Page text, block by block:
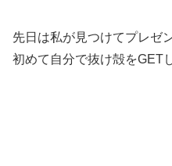
先日は私が見つけてプレゼ
初めて自分で抜け殻をGET